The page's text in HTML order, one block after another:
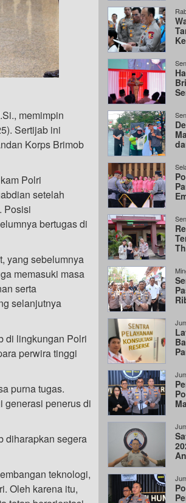
memimpin
Sertijab ini
Korps Brimob
Polri
setelah
Posisi
bertugas di
yang sebelumnya
memasuki masa
serta
selanjutnya
di lingkungan Polri
perwira tinggi
purna tugas.
generasi penerus di
diharapkan segera
teknologi,
Oleh karena itu,